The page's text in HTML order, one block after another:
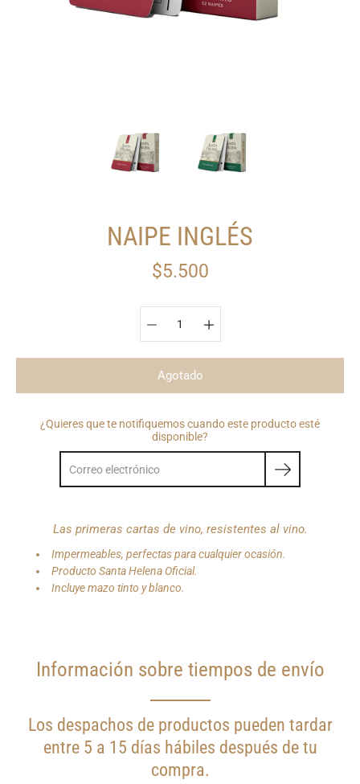
NAIPE INGLÉS
$5.500
Agotado
¿Quieres que te notifiquemos cuando este producto esté
disponible?
Las primeras cartas de vino, resistentes al vino.
Impermeables, perfectas para cualquier ocasión.
Producto Santa Helena Oficial.
Incluye mazo tinto y blanco.
Información sobre tiempos de envío
Los despachos de productos pueden tardar
entre 5 a 15 días hábiles después de tu
compra.